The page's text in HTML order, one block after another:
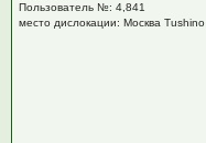
Пользователь №: 4,841
место дислокации: Москва Tushino